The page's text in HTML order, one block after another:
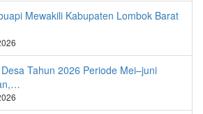
Mewakili Kabupaten Lombok Barat
Tahun 2026 Periode Mei–juni